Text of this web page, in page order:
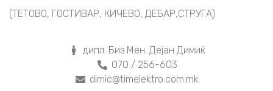
(ТЕТОВО, ГОСТИВАР, КИЧЕВО, ДЕБАР,СТРУГА)
дипл. Биз.Мен. Дејан Димиќ
070 / 256-603
dimic@timelektro.com.mk